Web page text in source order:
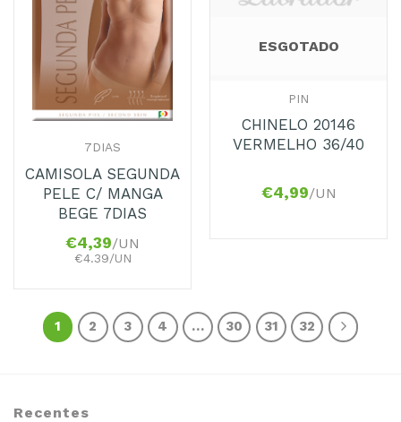
7DIAS
CAMISOLA SEGUNDA
PELE C/ MANGA
BEGE 7DIAS
€4,39/UN
€4.39/UN
ESGOTADO
PIN
CHINELO 20146
VERMELHO 36/40
€4,99/UN
1 2 3 4 … 30 31 32
Recentes